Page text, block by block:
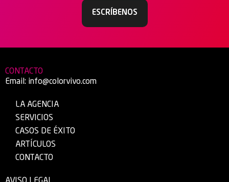
ESCRÍBENOS
CONTACTO
Email: info@colorvivo.com
LA AGENCIA
SERVICIOS
CASOS DE ÉXITO
ARTÍCULOS
CONTACTO